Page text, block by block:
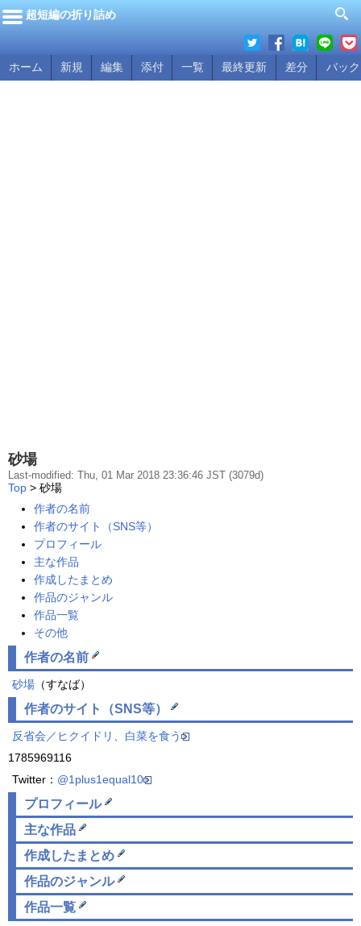
超短編の折り詰め
ホーム 新規 編集 添付 一覧 最終更新 差分 バッ
砂場
Last-modified: Thu, 01 Mar 2018 23:36:46 JST (3079d)
Top > 砂場
作者の名前
作者のサイト（SNS等）
プロフィール
主な作品
作成したまとめ
作品のジャンル
作品一覧
その他
作者の名前
砂場 （すなば）
作者のサイト （SNS等）
反省会／ヒクイドリ、白菜を食う
1785969116
Twitter： @1plus1equal10
プロフィール
主な作品
作成した まとめ
作品のジャンル
作品一覧